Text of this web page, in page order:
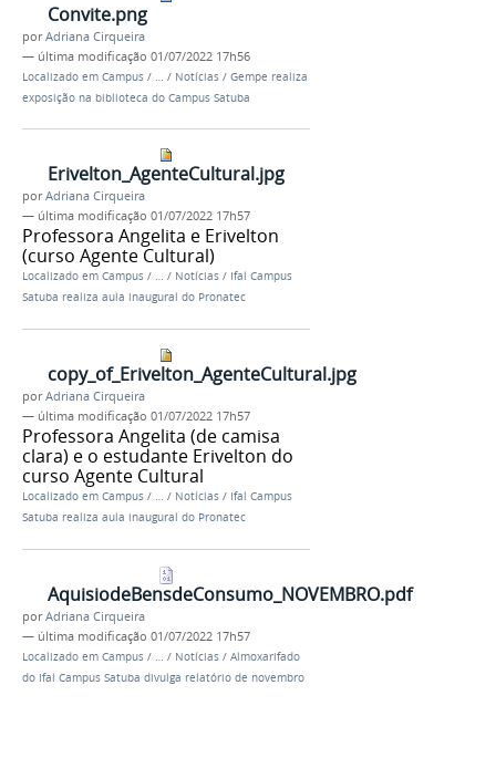
Convite.png
porAdriana Cirqueira
— última modificação 01/07/2022 17h56
Localizado em Campus / … / Notícias / Gempe realiza
exposição na biblioteca do Campus Satuba
Erivelton_AgenteCultural.jpg
porAdriana Cirqueira
— última modificação 01/07/2022 17h57
Professora Angelita e Erivelton
(curso Agente Cultural)
Localizado em Campus / … / Notícias / Ifal Campus
Satuba realiza aula inaugural do Pronatec
copy_of_Erivelton_AgenteCultural.jpg
porAdriana Cirqueira
— última modificação 01/07/2022 17h57
Professora Angelita (de camisa
clara) e o estudante Erivelton do
curso Agente Cultural
Localizado em Campus / … / Notícias / Ifal Campus
Satuba realiza aula inaugural do Pronatec
AquisiodeBensdeConsumo_NOVEMBRO.pdf
porAdriana Cirqueira
— última modificação 01/07/2022 17h57
Localizado em Campus / … / Notícias / Almoxarifado
do Ifal Campus Satuba divulga relatório de novembro